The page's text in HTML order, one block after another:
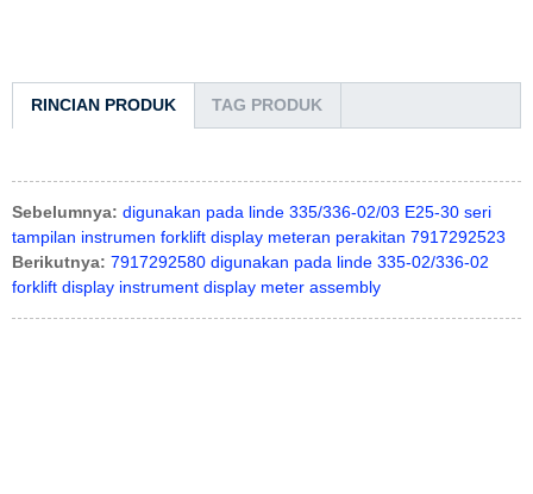
RINCIAN PRODUK TAG PRODUK
Sebelumnya: digunakan pada linde 335/336-02/03 E25-30 seri
tampilan instrumen forklift display meteran perakitan 7917292523
Berikutnya: 7917292580 digunakan pada linde 335-02/336-02
forklift display instrument display meter assembly